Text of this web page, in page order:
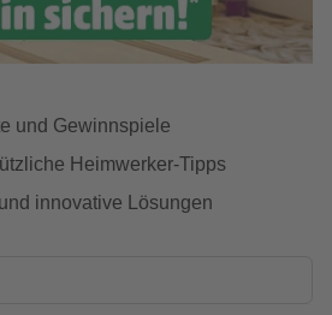
und Gewinnspiele
Heimwerker-Tipps
innovative Lösungen